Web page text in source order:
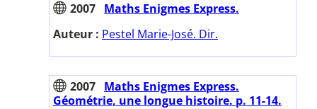
2007 Maths Enigmes Express.
Auteur : Pestel Marie-José. Dir.
2007 Maths Enigmes Express.
Géométrie, une longue histoire. p. 11-14.